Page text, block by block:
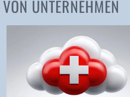
UNTERNEHMEN